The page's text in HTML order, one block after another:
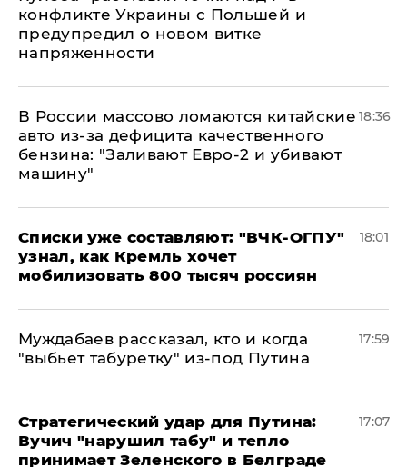
конфликте Украины с Польшей и
предупредил о новом витке
напряженности
В России массово ломаются китайские
авто из-за дефицита качественного
бензина: "Заливают Евро-2 и убивают
машину"
18:36
Списки уже составляют: "ВЧК-ОГПУ"
узнал, как Кремль хочет
мобилизовать 800 тысяч россиян
18:01
Муждабаев рассказал, кто и когда
"выбьет табуретку" из-под Путина
17:59
Стратегический удар для Путина:
Вучич "нарушил табу" и тепло
принимает Зеленского в Белграде
17:07